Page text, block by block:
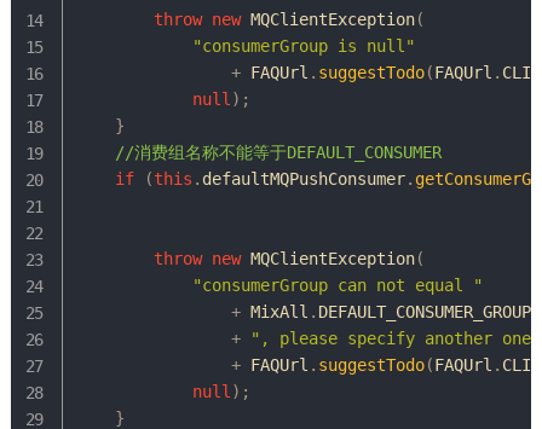
throw new MQClientException(
"consumerGroup is null"
+ FAQUrl . suggestTodo(FAQUrl .
null ) ;
}
//消费组名称不能等于DEFAULT_CONSUMER
if
(this . defaultMQPushConsumer.
throw new MQClientException(
"consumerGroup can not equal "
+ MixAll . DEFAULT_CONSUMER_GROUP
+
", please specify another
+ FAQUrl . suggestTodo(FAQUrl .
null ) ;
}